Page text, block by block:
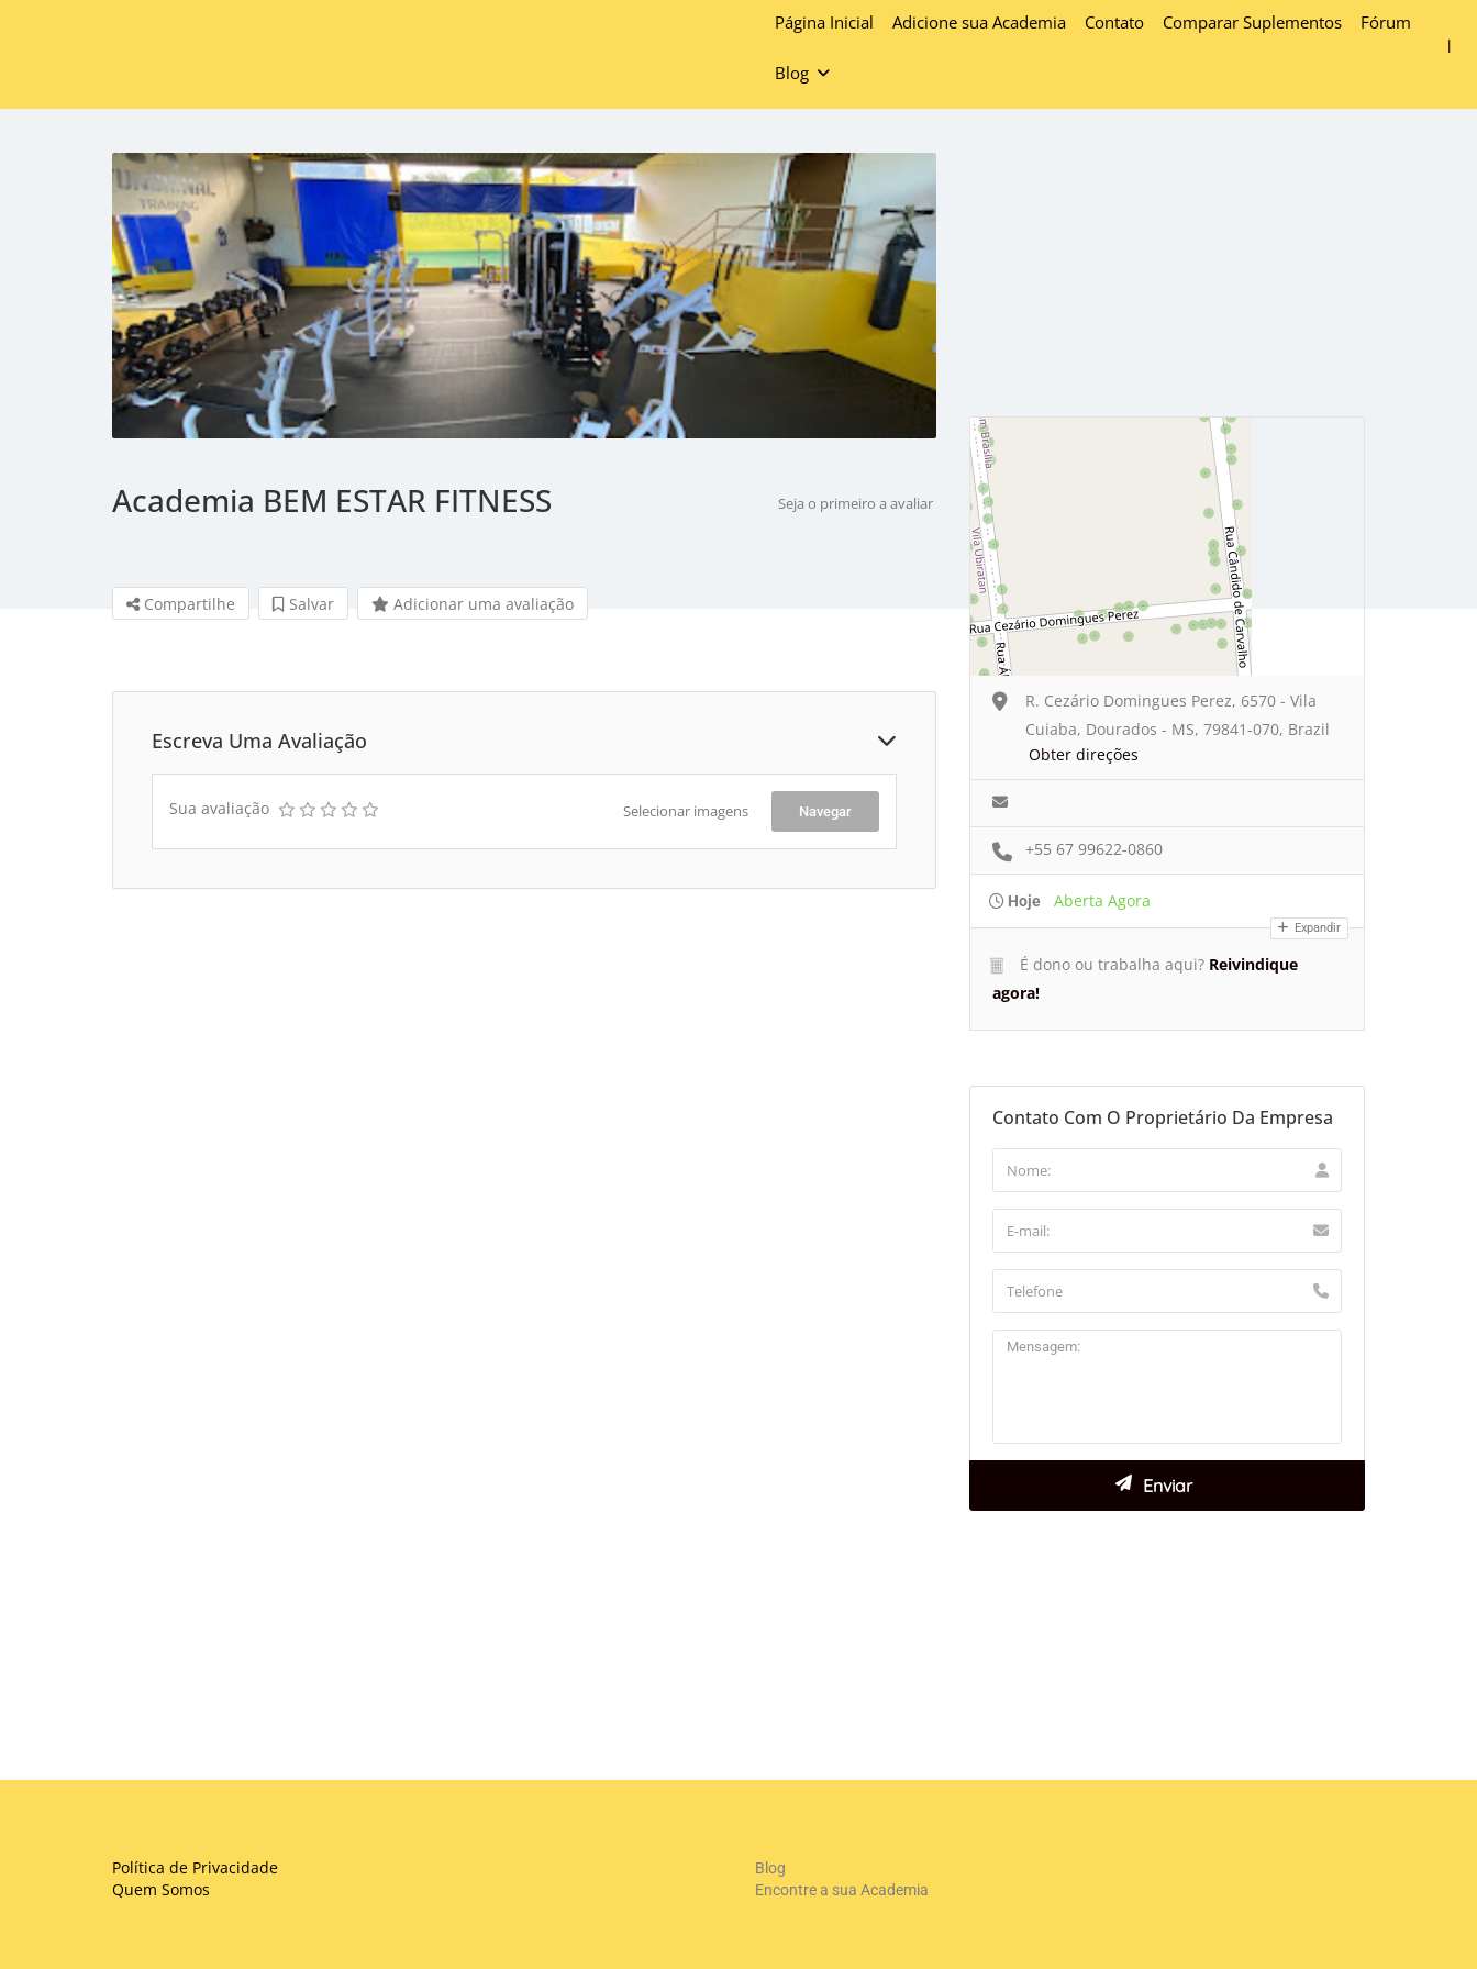
Página Inicial Adicione sua Academia Contato Comparar Suplementos Fórum
Blog
Academia BEM ESTAR FITNESS Seja o primeiro a avaliar
Compartilhe Salvar Adicionar uma avaliação
Escreva Uma Avaliação
Sua avaliação Selecionar imagens Navegar
R. Cezário Domingues Perez, 6570 - Vila
Cuiaba, Dourados - MS, 79841-070, Brazil
Obter direções
+55 67 99622-0860
Hoje Aberta Agora
Expandir
É dono ou trabalha aqui? Reivindique
agora!
Contato Com O Proprietário Da Empresa
Política de Privacidade
Quem Somos
Blog
Encontre a sua Academia